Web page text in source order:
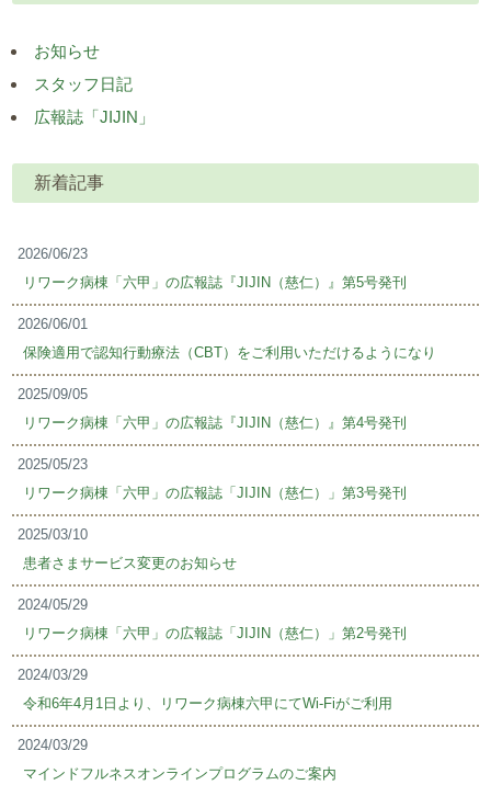
お知らせ
スタッフ日記
広報誌「JIJIN」
新着記事
2026/06/23
リワーク病棟「六甲」の広報誌『JIJIN（慈仁）』第5号発刊
2026/06/01
保険適用で認知行動療法（CBT）をご利用いただけるようになり
2025/09/05
リワーク病棟「六甲」の広報誌『JIJIN（慈仁）』第4号発刊
2025/05/23
リワーク病棟「六甲」の広報誌「JIJIN（慈仁）」第3号発刊
2025/03/10
患者さまサービス変更のお知らせ
2024/05/29
リワーク病棟「六甲」の広報誌「JIJIN（慈仁）」第2号発刊
2024/03/29
令和6年4月1日より、リワーク病棟六甲にてWi-Fiがご利用
2024/03/29
マインドフルネスオンラインプログラムのご案内